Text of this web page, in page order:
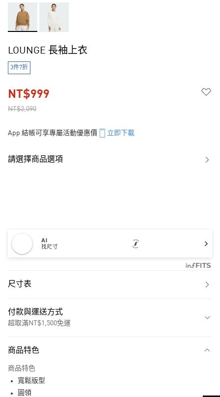
LOUNGE 長袖上衣
3件7折
NT$2,090
NT$999
App 結帳可享專屬活動優惠價 立即下載
請選擇商品選項
AI
找尺寸
尺寸表
付款與運送方式
超取滿NT$1,500免運
LINE Pay
商品特色
商品特色
寬鬆版型
圓領